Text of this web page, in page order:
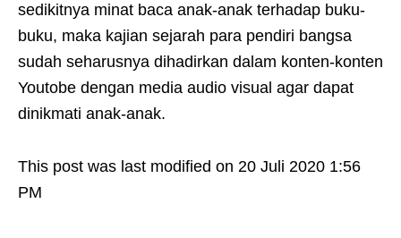
sedikitnya minat baca anak-anak terhadap buku-
buku, maka kajian sejarah para pendiri bangsa
sudah seharusnya dihadirkan dalam konten-konten
Youtobe dengan media audio visual agar dapat
dinikmati anak-anak.
This post was last modified on 20 Juli 2020 1:56
PM